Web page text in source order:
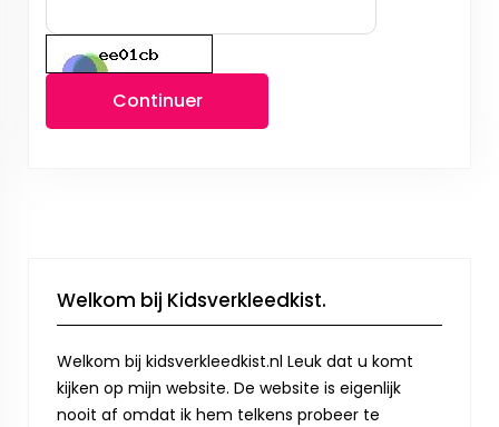
Continuer
Welkom bij Kidsverkleedkist.
Welkom bij kidsverkleedkist.nl Leuk dat u komt
kijken op mijn website. De website is eigenlijk
nooit af omdat ik hem telkens probeer te